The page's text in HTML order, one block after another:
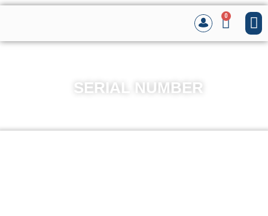
0
SERIAL NUMBER